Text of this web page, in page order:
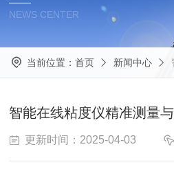
NEWS CENTER
当前位置： 首页 新闻中心
智能在线粘度仪精准测量
更新时间：2025-04-03